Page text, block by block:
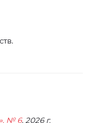
№ 6, 2026 г.